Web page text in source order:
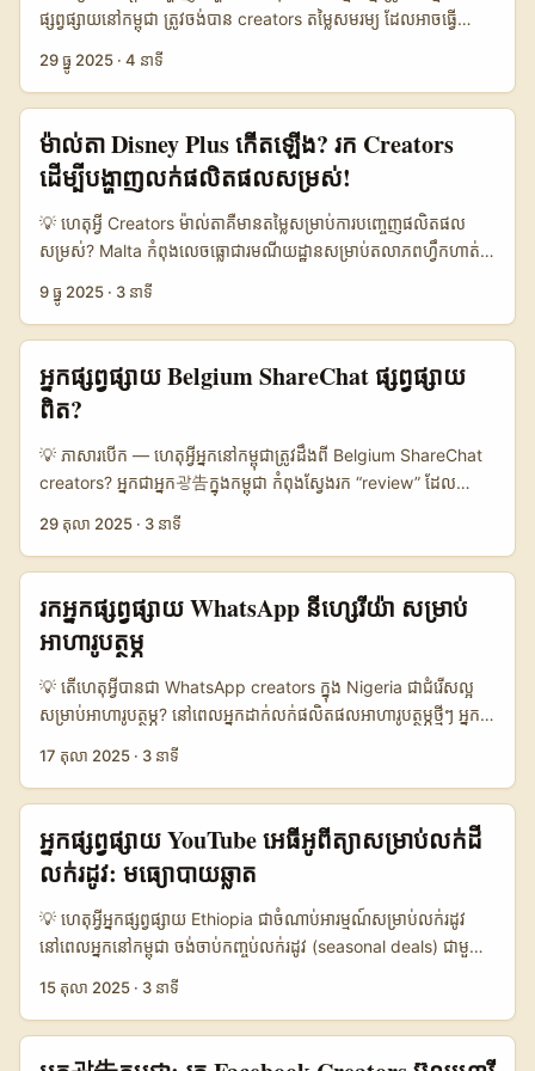
ផ្សព្វផ្សាយនៅកម្ពុជា ត្រូវចង់បាន creators តម្លៃសមរម្យ ដែលអាចធ្វើ
វែង។ សម្រាប់ពេលនេះ “Bulgaria Twitter creators” ជា niche ថ្មីដែល
communities (tech, gaming, lifestyle, travel) នៅប៊ុលហ្គារ៊ី ដើរ
ដោយ micro និង mid-tier creators ដែលភាគច្រើនមាន
engagement ជាក់ស្តែង។ មូលហេតុល្អៗសម្រាប់ស្វែងរក mid-tier
Bulgarian Twitter creators៖ - តម្លៃ CPM/fee ភាគច្រើនទាបជាង
Western EU creators។ - កូដវប្បធម៍ digital-savvy (local
language + English) អាចជួយ extend campaign reach។ ...
29 ធ្នូ 2025 · 4 នាទី
ម៉ាល់តា Disney Plus កើតឡើង? រក Creators
ដើម្បីបង្ហាញលក់ផលិតផលសម្រស់!
💡 ហេតុអ្វី Creators ម៉ាល់តាគឺមានតម្លៃសម្រាប់ការបញ្ចេញផលិតផល
សម្រស់? Malta កំពុងលេចធ្លោជារមណីយដ្ឋានសម្រាប់តលាភពហ្វឹកហាត់
ពង្រីក​ការដឹកជញ្ជូន និង​សេវាពស់​ដ៏​រាងហៅៗ (ឧ. DC Aviation Malta)
ជាក្រុមអ្នកស្រឡាញ់ស៊េរី និងស្ទ្រីមមកម្ម — នេះជាកម្មវិធីដែល brands
សម្រស់អាច leverage ដើម្បីទាក់ទាញ attention ពេលបញ្ចេញ
ផលិតផលថ្មី។ អ្នកទីផ្សារ​នៅ​កម្ពុជា​ចង់លក់លើ Disney Plus audience
— និយាយស្រួល គឺ: ខលក្រុម creators ដែលស្ថិតនៅ Malta ឬមាន
audience ទីមួយមីទ័រដែលចូលចិត្តខ្លឹមសារពី Disney/streaming. បើ
ចង់ឈានទៅជាក់ស្តែង អ្នកត្រូវ: បង្កើត criteria រឹងមាំ, ប្រើ data-driven
search, និងបង្កើត proposition ដែលផ្តាច់មុខសម្រាប់ content ដែល
Disney/streaming. 📊 ទិដ្ឋភាពទិន្នន័យទាមទារ (Platform
Comparison) 📈 🧩 Metric Instagram TikTok YouTube 👥
Monthly Active 1.200.000 900.000 650.000 📈 Avg
Engagement 4.2% 8.5% 3.1% 💬 Best Content Reels /
Looks Short skits / Transitions Vlogs / Reviews ⏱️ Avg
Content Length 15–60s 10–30s 8–20 min 💸 Avg CPM for
ជាជម្រើសល្អសម្រាប់ awareness រហ័ស និង engagement ខ្ពស់​
សម្រាប់ផលិតផលសម្រស់ក្នុង campaign ខ្លីៗ។ Instagram យុទ្ធសាស្ត្រ
នៅលើ visual and aspirational content ចាស់ៗមានផលប្រយោជន៍
សម្រាប់ branding, ខណៈដែល YouTube អាចទទួលបានការពិចារណា
បានល្អសម្រាប់ review និង long-form tutorial។ ...
9 ធ្នូ 2025 · 3 នាទី
អ្នក​ផ្សព្វផ្សាយ Belgium ShareChat ផ្សព្វផ្សាយ
ពិត?
💡 ភាសារបើក — ហេតុអ្វីអ្នកនៅកម្ពុជា​ត្រូវដឹងពី Belgium ShareChat
creators? អ្នក​ជាអ្នក광告ក្នុង​កម្ពុជា កំពុងស្វែងរក “review” ដែល
ផ្សារ​អឺរ៉ុប? បញ្ហាសាមញ្ញ៖ ShareChat មិនមែនជា​បណ្តាញធំនៅ Europe
ដែលមានភាពទាក់ទងនឹងសហគមន៍ Belgian ។ អត្ថប្រយោជន៍ចម្បងៗ៖
ការមានតម្លៃលេងល្អក្នុងទីផ្សារ, ភាពទំនុកចិត្តពីអ្នកប្រើ, និង content ដែល
មើលទៅ “native” ជាង ad សុទ្ធ។ ក្នុងអត្ថបទនេះ ខ្ញុំនឹងបង្ហាញវិធីបំផុតក្នុង
ការស្វែងរក និងត្រួតពិនិត្យ Belgium ShareChat creators — ពីការ
ប្រើ local signals, outreach script តូចៗ, រហូតដល់គម្រោង
compensation ដែលធានា reviews authentically positive
(ច្បាស់លាស់ — សូមព្រមទទួលច្បាប់និង ethical standards)។ ខ្ញុំ
នឹងយក string ទិន្នន័យ ព័ត៌មានសាធារណៈ និងឧទាហរណ៍ទស្សនៈពី
Rensburg ដើម្បីបង្ហាញពីរបៀបដែល creators ប្រែខ្លួនមកជាអាជីវកម្ម
ផ្ទាល់ខ្លួន — គន្លឹះដើម្បីយល់ពីចិត្តសាស្ត្រ និងទំនាក់ទំនងដែលធ្វើឱ្យ review
មាន authentic។ (យោងពីការពិពណ៌នាអត្ថបទដែលបានផ្ដល់) ...
29 តុលា 2025 · 3 នាទី
រកអ្នក​ផ្សព្វផ្សាយ WhatsApp នីហ្សេរីយ៉ា សម្រាប់
អាហារូបត្ថម្ភ
💡 តើហេតុអ្វីបានជា WhatsApp creators ក្នុង Nigeria ជាជំរើសល្អ
សម្រាប់អាហារូបត្ថម្ភ? នៅពេលអ្នកដាក់លក់ផលិតផលអាហារូបត្ថម្ភថ្មីៗ អ្នក
Nigeria — ទឹកដីដែលមានផ្នែក e-commerce កំពុងរីកចម្រើន និង
បណ្ដាញផ្ទាល់ជាឧបករណ៍ល្អសម្រាប់ដឹកនាំការលក់ដោយផ្ទាល់។ ទោះជា
យ៉ាងណា មានហានិភ័យដែលត្រូវគិត (ដាក់ចិត្តចំពោះការផ្សព្វផ្សាយ, ការពាក់
ព័ន្ធនឹងមាតិកាឱសថឬក្លែងបន្លំ) — នេះជាហេតុដែលម្ចាស់ម៉ាកត្រូវមានវិធី
សាស្រ្តបញ្ជាក់ និងសម្របសម្រួលសម្រាប់ទីផ្សារនារីហ្សេរីយ៉ា។ សូមចងក្រងពី
អត្ថបទ និងព័ត៌មានចុងក្រោយ: Emma Sadleir (The Digital Law
Company) បានរំលឹកថា WhatsApp Channels អាចចែកចាយមាតិកា
ដែលមិនសុចរិតបានច្រើន ដូច្នេះការត្រួតពិនិត្យ creators និងការប្រកាស
លក្ខណៈពិសេសគឺសំខាន់ (បញ្ចូលព័ត៌មានពី Emma Sadleir)។ ក្នុងអត្ថបទ
17 តុលា 2025 · 3 នាទី
អ្នកផ្សព្វផ្សាយ YouTube អេធីអូពីត្យាសម្រាប់លក់ដី
លក់រដូវ: មធ្យោបាយឆ្លាត
💡 ហេតុអ្វីអ្នកផ្សព្វផ្សាយ Ethiopia ជាចំណាប់អារម្មណ៍សម្រាប់លក់រដូវ
នៅពេលអ្នកនៅកម្ពុជា ចង់ចាប់កញ្ចប់លក់រដូវ (seasonal deals) ជាមួយ
creators មានទិសកាព្យដល់ខ្លួនឯង, មាន audience ត្រឹមត្រូវ សម្រាប់
ញឹកញាប់គឺ៖ ត្រូវធ្វើដូចម្តេចដើម្បីរកឃើញ creators ដែលមានគុណភាព,
15 តុលា 2025 · 3 នាទី